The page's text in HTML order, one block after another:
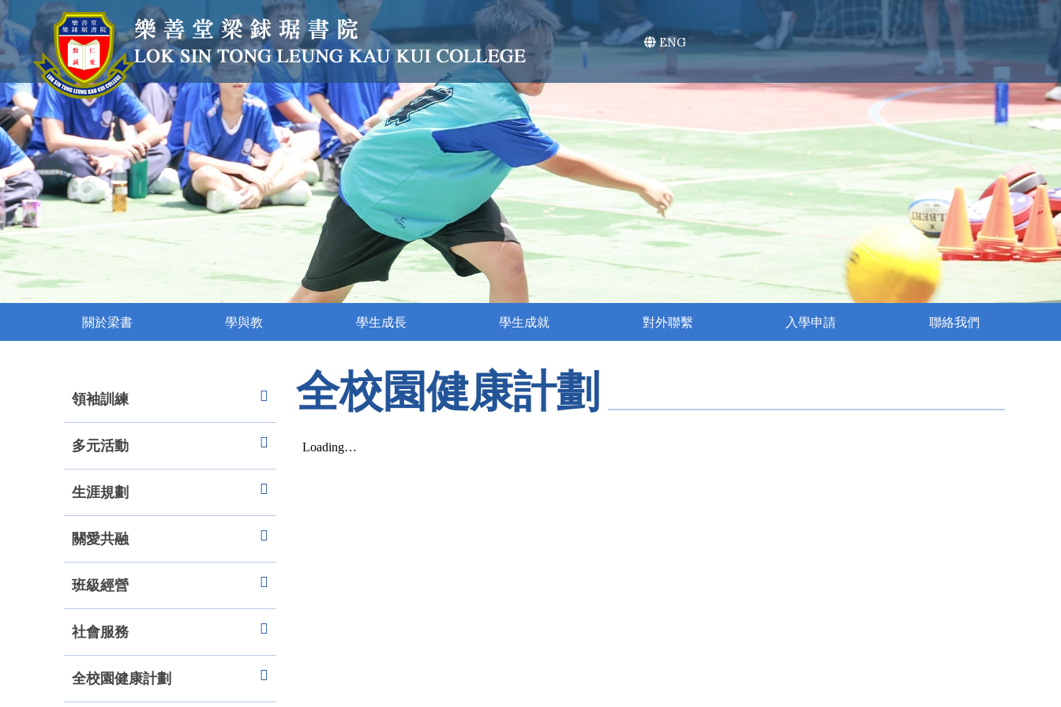
ENG
關於梁書 學與教 學生成長 學生成就 對外聯繫 入學申請 聯絡我們
領袖訓練
多元活動
生涯規劃
關愛共融
班級經營
社會服務
全校園健康計劃
全校園健康計劃